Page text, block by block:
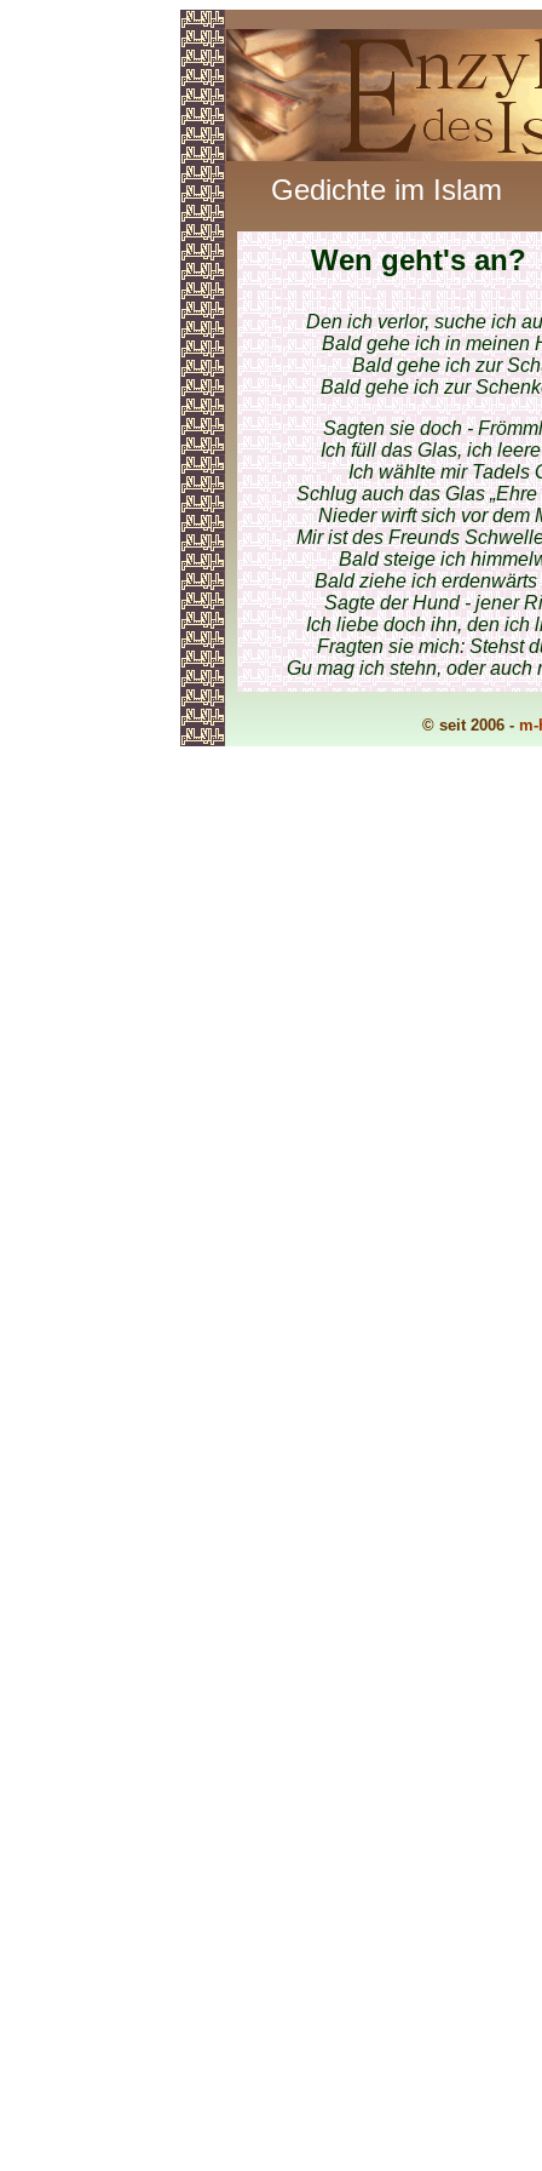
Gedichte im Islam
Wen geht's an?
Den ich verlor, suche ich
Bald gehe ich in meinen
Bald gehe ich zur
Bald gehe ich zur
Sagten sie doch -
Ich füll das Glas, ich
Ich wählte mir Tadels
Schlug auch das Glas
Nieder wirft sich vor dem
Mir ist des Freunds
Bald steige ich
Bald ziehe ich
Sagte der Hund - jener
Ich liebe doch ihn, den ich
Fragten sie mich: Stehst
Gu mag ich stehn, oder auch
© seit 2006 - m-